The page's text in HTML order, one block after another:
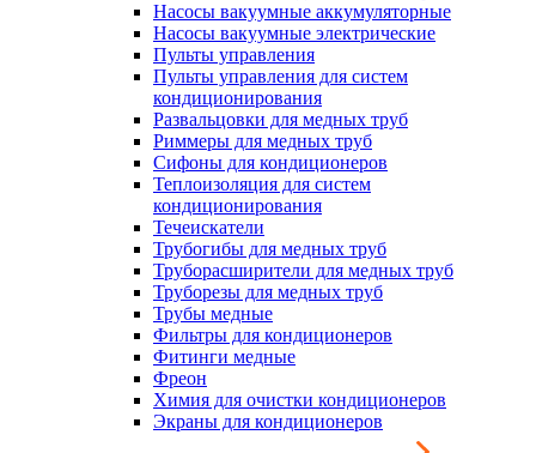
Насосы вакуумные аккумуляторные
Насосы вакуумные электрические
Пульты управления
Пульты управления для систем
кондиционирования
Развальцовки для медных труб
Риммеры для медных труб
Сифоны для кондиционеров
Теплоизоляция для систем
кондиционирования
Течеискатели
Трубогибы для медных труб
Труборасширители для медных труб
Труборезы для медных труб
Трубы медные
Фильтры для кондиционеров
Фитинги медные
Фреон
Химия для очистки кондиционеров
Экраны для кондиционеров